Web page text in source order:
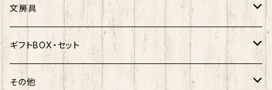
ポチャッコ
ばつ丸
スヌーピー
赤べこ・ガラガラべこ
マッチョシリーズ
楽天ゴールデンイーグルス×ご当地ベア
ネコムネandシバ×鳥獣戯画
楽天ゴールデンイーグルス×もちシリーズ
しばっころ
わさお
むすび丸
秋田犬
しばっころ
わさお
スヌーピー
秋田犬
わさお
秋田犬
キティ
むすび丸
Tシャツ
ネクタイ
靴下
文房具
ボールペン
マグネット
ギフトBOX・セット
福袋
その他